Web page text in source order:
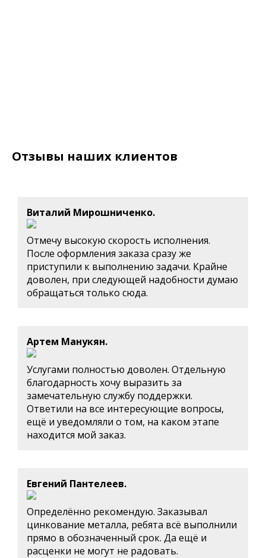
Отзывы наших клиентов
Виталий Мирошниченко.
Отмечу высокую скорость исполнения.
После оформления заказа сразу же
приступили к выполнению задачи. Крайне
доволен, при следующей надобности думаю
обращаться только сюда.
Артем Манукян.
Услугами полностью доволен. Отдельную
благодарность хочу выразить за
замечательную службу поддержки.
Ответили на все интересующие вопросы,
ещё и уведомляли о том, на каком этапе
находится мой заказ.
Евгений Пантелеев.
Определённо рекомендую. Заказывал
цинкование металла, ребята всё выполнили
прямо в обозначенный срок. Да ещё и
расценки не могут не радовать.